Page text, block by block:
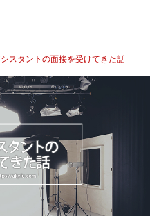
スタントの面接を受けてきた話